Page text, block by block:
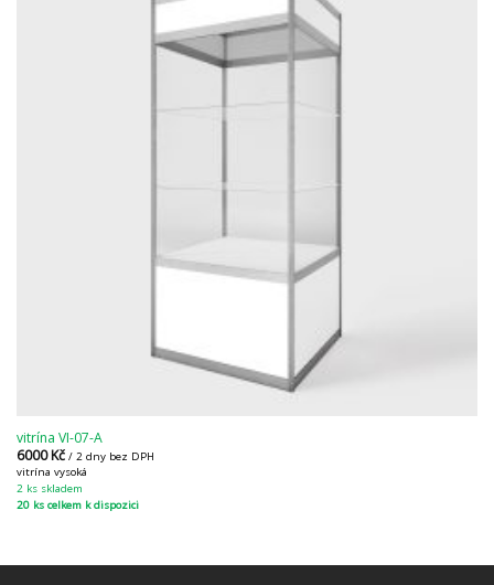
vitrína VI-07-A
6000Kč / 2 dny bez DPH
vitrína vysoká
2 ks skladem
20 ks celkem k dispozici